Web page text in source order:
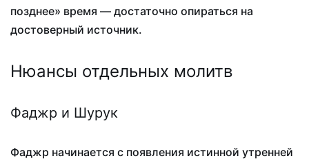
позднее» время — достаточно опираться на
достоверный источник.
Нюансы отдельных молитв
Фаджр и Шурук
Фаджр начинается с появления истинной утренней